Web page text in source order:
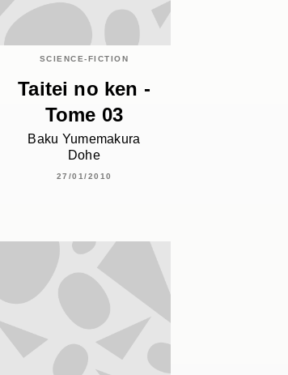
SCIENCE-FICTION
Taitei no ken -
Tome 03
Baku Yumemakura
Dohe
27/01/2010